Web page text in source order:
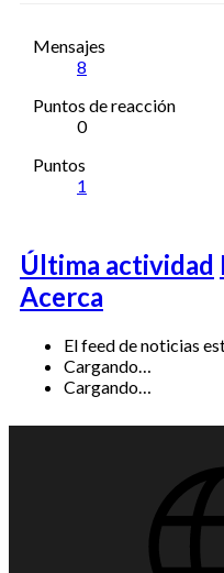
Mensajes
8
Puntos de reacción
0
Puntos
1
Última actividad
Acerca
El feed de noticias
Cargando…
Cargando…